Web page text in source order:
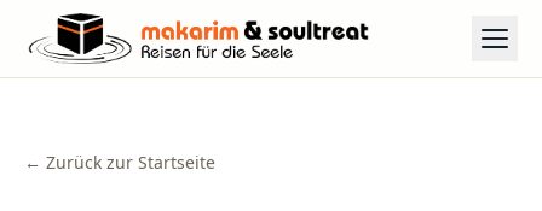
← Zurück zur Startseite